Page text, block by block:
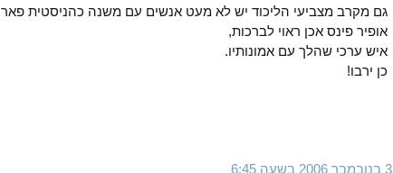
גם מקרב מצביעי הליכוד יש לא מעט אנשים עם משנה כהניסטית
אופיר פינס אכן ראוי לברכות,
איש ערכי שהלך עם אמונותיו.
כן ירבו!
3 בנובמבר 2006 בשעה 6:45